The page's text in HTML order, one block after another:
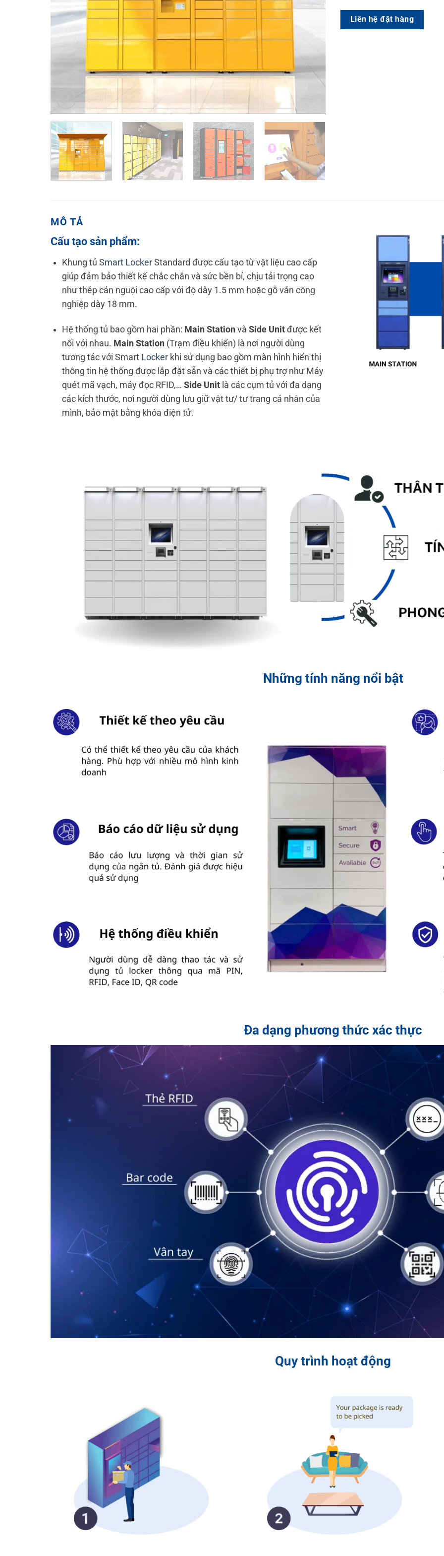
Liên hệ đặt hàng
MÔ TẢ
Cấu tạo sản phẩm:
Khung tủ Smart LockerStandard được cấu tạo từ vật liệu cao cấp
giúp đảm bảo thiết kế chắc chắn và sức bền bỉ, chịu tải trọng cao
như thép cán nguội cao cấp với độ dày 1.5 mm hoặc gỗ ván công
nghiệp dày 18 mm.
Hệ thống tủ bao gồm hai phần: Main Stationvà Side Unitđược kết
nối với nhau. Main Station(Trạm điều khiển) là nơi người dùng
tương tác với Smart Lockerkhi sử dụng bao gồm màn hình hiển thị
thông tin hệ thống được lắp đặt sẵn và các thiết bị phụ trợ như Máy
quét mã vạch, máy đọc RFID,… Side Unitlà các cụm tủ với đa dạng
các kích thước, nơi người dùng lưu giữ vật tư/ tư trang cá nhân của
mình, bảo mật bằng khóa điện tử.
Những tính năng nổi bật
Đa dạng phương thức xác thực
Quy trình hoạt động